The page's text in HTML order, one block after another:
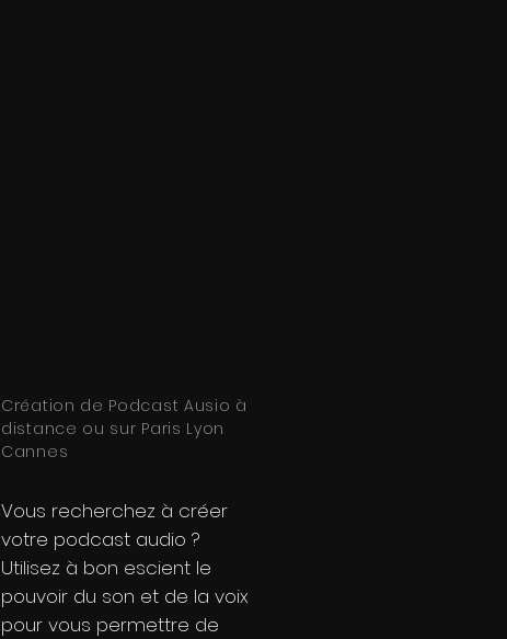
Création de Podcast Ausio à
distance ou sur Paris Lyon
Cannes
Vous recherchez à créer
votre podcast audio ?
Utilisez à bon escient le
pouvoir du son et de la voix
pour vous permettre de